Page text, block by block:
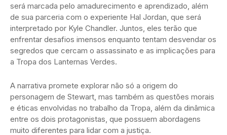
será marcada pelo amadurecimento e aprendizado, além
de sua parceria com o experiente Hal Jordan, que será
interpretado por Kyle Chandler. Juntos, eles terão que
enfrentar desafios imensos enquanto tentam desvendar os
segredos que cercam o assassinato e as implicações para
a Tropa dos Lanternas Verdes.
A narrativa promete explorar não só a origem do
personagem de Stewart, mas também as questões morais
e éticas envolvidas no trabalho da Tropa, além da dinâmica
entre os dois protagonistas, que possuem abordagens
muito diferentes para lidar com a justiça.